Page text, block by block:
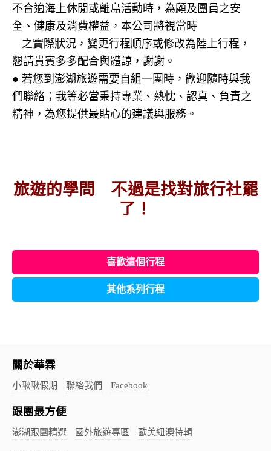
不合適海上休閒或離島活動時，為顧及團員之安
全、健康及消費權益，本公司將視當時
之實際狀況，變更行程順序或修改為陸上行程，
懇請貴賓多多配合與體諒，謝謝。
● 若您到澎湖旅遊需要自組一團時，歡迎隨時與我
們聯絡；我等必當秉持專業、熱忱、認真、負責之
精神，為您提供最貼心的建議與服務。
旅遊的學問 不過是找對旅行社罷
了！
喜歡這個行程
其他系列行程
關於華霖
小啾啾假期 聯絡我們 Facebook
跟團最方便
澎湖跟團精選 國外旅遊專區 歐美紐澳特輯